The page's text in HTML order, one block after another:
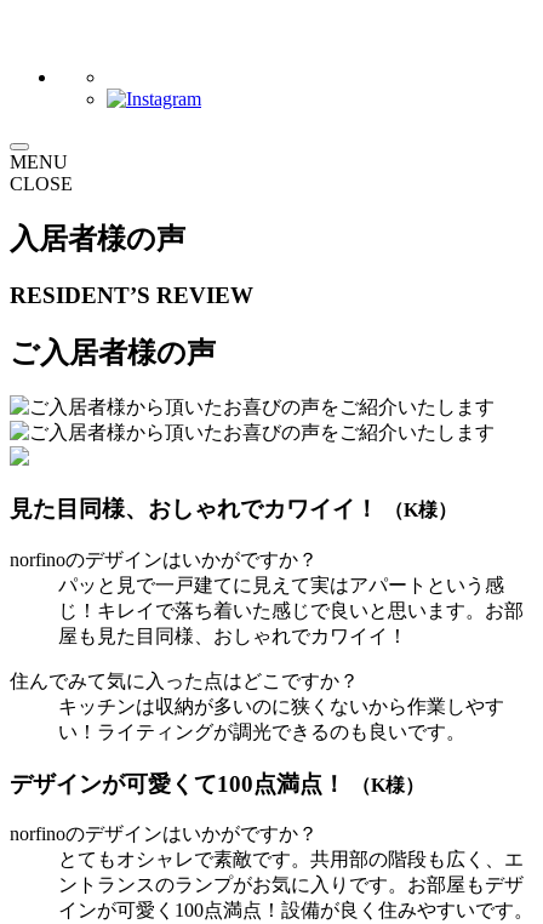
MENU
CLOSE
入居者様の声
RESIDENT’S REVIEW
ご入居者様の声
見た目同様、おしゃれでカワイイ！ （K様）
norfinoのデザインはいかがですか？
パッと見で一戸建てに見えて実はアパートという感
じ！キレイで落ち着いた感じで良いと思います。お部
屋も見た目同様、おしゃれでカワイイ！
住んでみて気に入った点はどこですか？
キッチンは収納が多いのに狭くないから作業しやす
い！ライティングが調光できるのも良いです。
デザインが可愛くて100点満点！ （K様）
norfinoのデザインはいかがですか？
とてもオシャレで素敵です。共用部の階段も広く、エ
ントランスのランプがお気に入りです。お部屋もデザ
インが可愛く100点満点！設備が良く住みやすいです。